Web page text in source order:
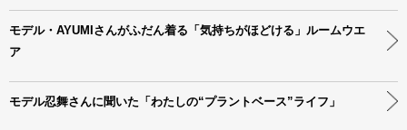
モデル・AYUMIさんがふだん着る「気持ちがほどける」ルームウエ
ア
モデル忍舞さんに聞いた「わたしの“プラントベース”ライフ」